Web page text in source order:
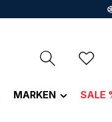
MARKEN SALE